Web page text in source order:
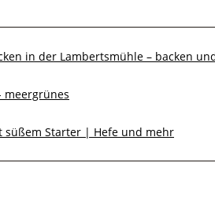
in der Lambertsmühle – backen
meergrünes
süßem Starter | Hefe und mehr